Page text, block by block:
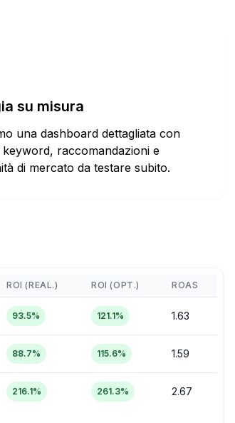
su misura
una dashboard dettagliata con
raccomandazioni e
di mercato da testare subito.
ROI (REAL.) ROI (OPT.) ROAS
93.5% 121.1% 1.63
88.7% 115.6% 1.59
216.1% 261.3% 2.67